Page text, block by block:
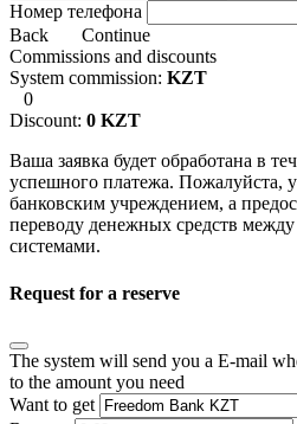
Номер телефона
Back
Continue
Commissions and discounts
System commission: KZT
0
Discount: 0 KZT
Ваша заявка будет обработана в
успешного платежа. Пожалуйста,
банковским учреждением, а
переводу денежных средств
системами.
Request for a reserve
The system will send you a E-mail
to the amount you need
Want to get